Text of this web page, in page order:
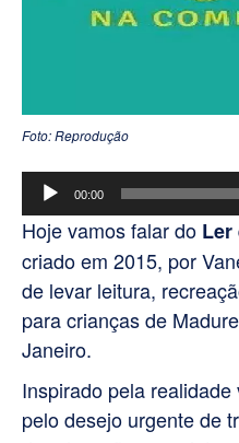
Foto: Reprodução
Tocador
de
áudio
00:00
Hoje vamos falar do Ler
criado em 2015, por
de levar leitura,
para crianças de
Janeiro.
Inspirado pela
pelo desejo urgente de